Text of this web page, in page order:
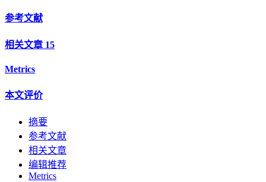
参考文献
相关文章 15
Metrics
本文评价
摘要
参考文献
相关文章
编辑推荐
Metrics